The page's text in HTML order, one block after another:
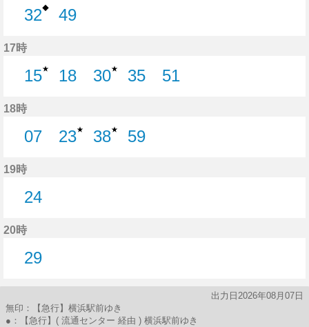
32◆
49
17時
15★
18
30★
35
51
18時
07
23★
38★
59
19時
24
20時
29
出力日2026年08月07日
無印：【急行】横浜駅前ゆき
●：【急行】( 流通センター 経由 ) 横浜駅前ゆき